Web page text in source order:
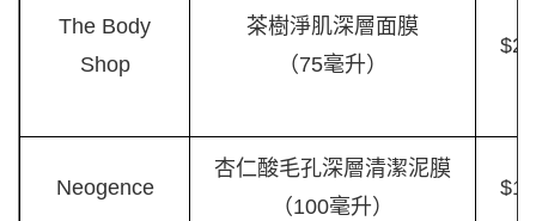
The Body
Shop
茶樹淨肌深層面膜
（75毫升）
Neogence
杏仁酸毛孔深層清潔泥膜
（100毫升）